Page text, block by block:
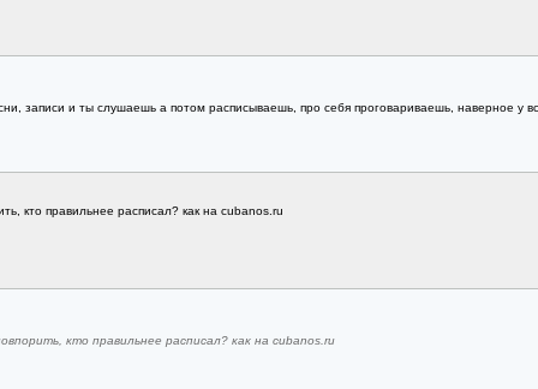
записи и ты слушаешь а потом расписываешь, про себя проговариваешь, наверное у
кто правильнее расписал? как на cubanos.ru
кто правильнее расписал? как на cubanos.ru